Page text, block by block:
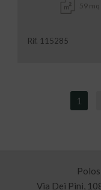
59 mq
Rif. 115285
1
Via Dei Pini,